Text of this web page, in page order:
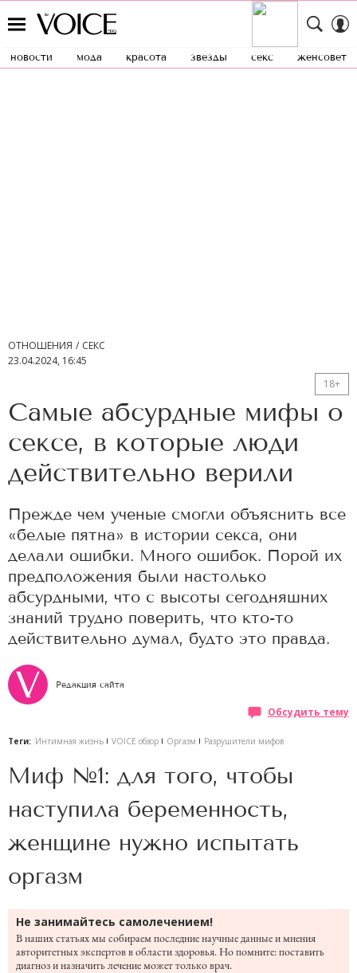
новости мода красота звезды секс женсовет
ОТНОШЕНИЯ
СЕКС
23.04.2024, 16:45
18+
Самые абсурдные мифы о
сексе, в которые люди
действительно верили
Прежде чем ученые смогли объяснить все
«белые пятна» в истории секса, они
делали ошибки. Много ошибок. Порой их
предположения были настолько
абсурдными, что с высоты сегодняшних
знаний трудно поверить, что кто-то
действительно думал, будто это правда.
Редакция сайта
Обсудить тему
Теги: Интимная жизнь VOICE обзор Оргазм Разрушители мифов
Миф №1: для того, чтобы
наступила беременность,
женщине нужно испытать
оргазм
Не занимайтесь самолечением!
В наших статьях мы собираем последние научные данные и мнения
авторитетных экспертов в области здоровья. Но помните: поставить
диагноз и назначить лечение может только врач.